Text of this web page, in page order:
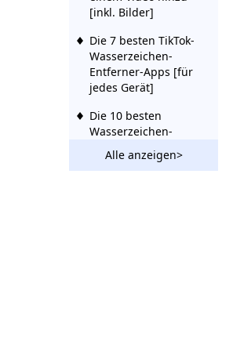
[inkl. Bilder]
Die 7 besten TikTok-
Wasserzeichen-
Entferner-Apps [für
jedes Gerät]
Die 10 besten
Wasserzeichen-
Entferner-Apps, um
Ihre Bemühungen zu
Alle anzeigen>